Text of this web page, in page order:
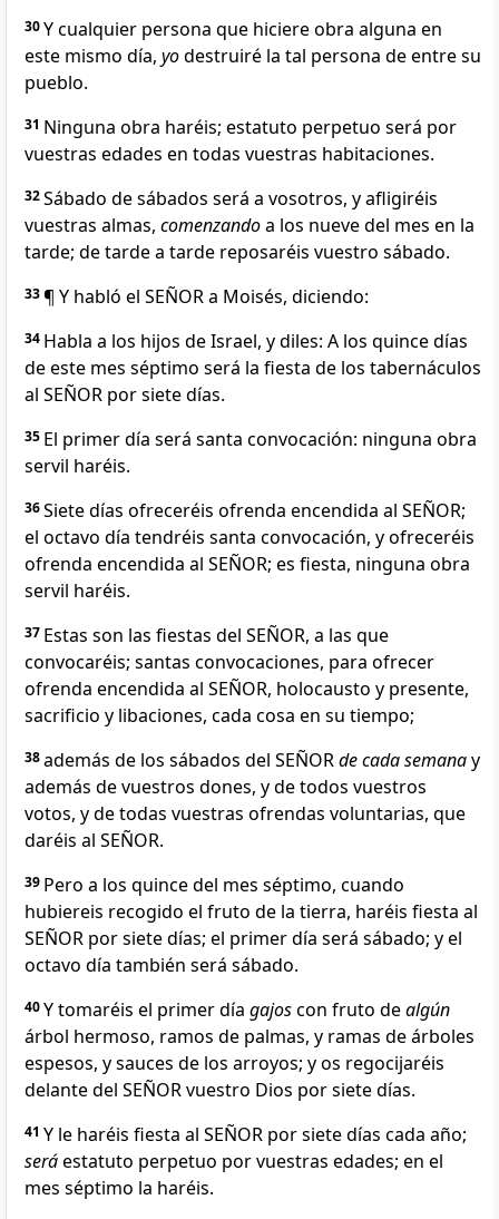
30Y cualquier persona que hiciere obra alguna en
este mismo día, yodestruiré la tal persona de entre su
pueblo.
31 Ninguna obra haréis; estatuto perpetuo será por
vuestras edades en todas vuestras habitaciones.
32Sábado de sábados será a vosotros, y afligiréis
vuestras almas, comenzandoa los nueve del mes en la
tarde; de tarde a tarde reposaréis vuestro sábado.
33¶ Y habló el SEÑOR a Moisés, diciendo:
34 Habla a los hijos de Israel, y diles: A los quince días
de este mes séptimo será la fiesta de los tabernáculos
al SEÑOR por siete días.
35 El primer día será santa convocación: ninguna obra
servil haréis.
36Siete días ofreceréis ofrenda encendida al SEÑOR;
el octavo día tendréis santa convocación, y ofreceréis
ofrenda encendida al SEÑOR; es fiesta, ninguna obra
servil haréis.
37 Estas son las fiestas del SEÑOR, a las que
convocaréis; santas convocaciones, para ofrecer
ofrenda encendida al SEÑOR, holocausto y presente,
sacrificio y libaciones, cada cosa en su tiempo;
38además de los sábados del SEÑORde cada semanay
además de vuestros dones, y de todos vuestros
votos, y de todas vuestras ofrendas voluntarias, que
daréis al SEÑOR.
39 Pero a los quince del mes séptimo, cuando
hubiereis recogido el fruto de la tierra, haréis fiesta al
SEÑOR por siete días; el primer día será sábado; y el
octavo día también será sábado.
40Y tomaréis el primer día gajoscon fruto dealgún
árbol hermoso, ramos de palmas, y ramas de árboles
espesos, y sauces de los arroyos; y os regocijaréis
delante del SEÑOR vuestro Dios por siete días.
41 Y le haréis fiesta al SEÑOR por siete días cada año;
seráestatuto perpetuo por vuestras edades; en el
mes séptimo la haréis.